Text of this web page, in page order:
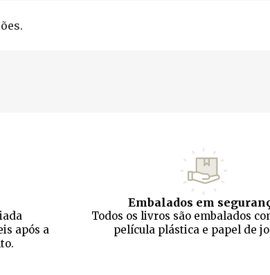
após a
Embalados em
Todos os livros são embalados
película plástica e papel de